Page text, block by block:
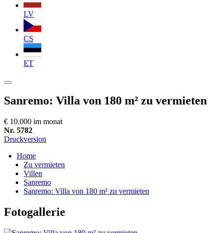
LV
CS
ET
Sanremo: Villa von 180 m² zu vermieten
€ 10.000 im monat
Nr. 5782
Druckversion
Home
Zu vermieten
Villen
Sanremo
Sanremo: Villa von 180 m² zu vermieten
Fotogallerie